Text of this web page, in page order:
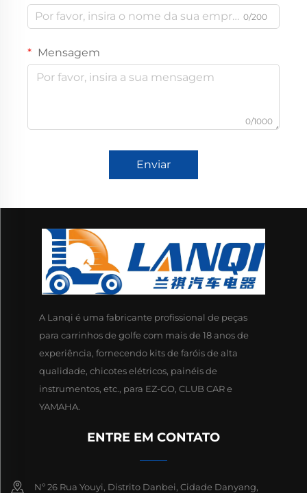
0/200
Mensagem
0/1000
Enviar
A Lanqi é uma fabricante profissional de peças
para carrinhos de golfe com mais de 18 anos de
experiência, fornecendo kits de faróis de alta
qualidade, chicotes elétricos, painéis de
instrumentos, etc., para EZ-GO, CLUB CAR e
YAMAHA.
ENTRE EM CONTATO
Nº 26 Rua Youyi, Distrito Danbei, Cidade Danyang,